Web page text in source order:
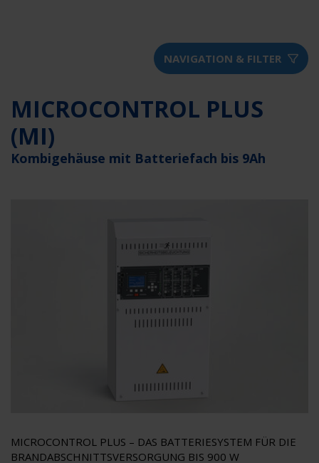
NAVIGATION & FILTER
MICROCONTROL PLUS
(MI)
Kombigehäuse mit Batteriefach bis 9Ah
MICROCONTROL PLUS – DAS BATTERIESYSTEM FÜR DIE
BRANDABSCHNITTSVERSORGUNG BIS 900 W